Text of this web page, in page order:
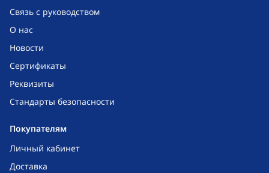
Связь с руководством
О нас
Новости
Сертификаты
Реквизиты
Стандарты безопасности
Покупателям
Личный кабинет
Доставка